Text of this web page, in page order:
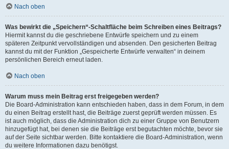
Nach oben
Was bewirkt die „Speichern“-Schaltfläche beim Schreiben eines Beitrags?
Hiermit kannst du die geschriebene Entwürfe speichern und zu einem
späteren Zeitpunkt vervollständigen und absenden. Den gesicherten Beitrag
kannst du mit der Funktion „Gespeicherte Entwürfe verwalten“ in deinem
persönlichen Bereich erneut laden.
Nach oben
Warum muss mein Beitrag erst freigegeben werden?
Die Board-Administration kann entschieden haben, dass in dem Forum, in dem
du einen Beitrag erstellt hast, die Beiträge zuerst geprüft werden müssen. Es
ist auch möglich, dass die Administration dich zu einer Gruppe von Benutzern
hinzugefügt hat, bei denen sie die Beiträge erst begutachten möchte, bevor sie
auf der Seite sichtbar werden. Bitte kontaktiere die Board-Administration, wenn
du weitere Informationen dazu benötigst.